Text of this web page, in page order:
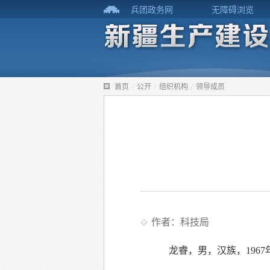
兵团政务网 无障碍浏览
首页 / 公开 / 组织机构 / 领导成员
作者：科技局
龙睿，男，汉族，